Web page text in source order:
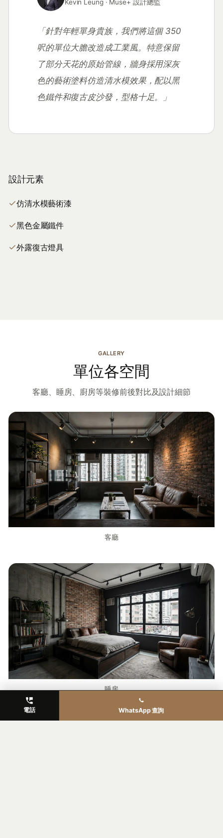
Kevin Leung · Muse+ 設計總監
「針對年輕單身貴族，我們將這個 350
呎的單位大膽改造成工業風。特意保留
了部分天花的原始管線，牆身採用深灰
色的藝術塗料仿造清水模效果，配以黑
色鐵件和復古皮沙發，型格十足。」
設計元素
仿清水模藝術漆
黑色金屬鐵件
外露復古燈具
GALLERY
單位各空間
客廳、睡房、廚房等裝修前後對比及設計細節
客廳
睡房
電話 WhatsApp 查詢